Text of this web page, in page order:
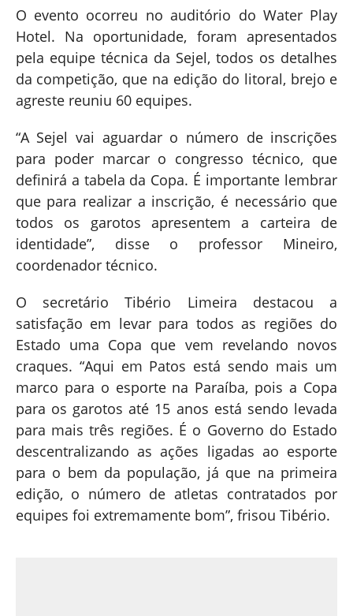
O evento ocorreu no auditório do Water Play
Hotel. Na oportunidade, foram apresentados
pela equipe técnica da Sejel, todos os detalhes
da competição, que na edição do litoral, brejo e
agreste reuniu 60 equipes.
“A Sejel vai aguardar o número de inscrições
para poder marcar o congresso técnico, que
definirá a tabela da Copa. É importante lembrar
que para realizar a inscrição, é necessário que
todos os garotos apresentem a carteira de
identidade”, disse o professor Mineiro,
coordenador técnico.
O secretário Tibério Limeira destacou a
satisfação em levar para todos as regiões do
Estado uma Copa que vem revelando novos
craques. “Aqui em Patos está sendo mais um
marco para o esporte na Paraíba, pois a Copa
para os garotos até 15 anos está sendo levada
para mais três regiões. É o Governo do Estado
descentralizando as ações ligadas ao esporte
para o bem da população, já que na primeira
edição, o número de atletas contratados por
equipes foi extremamente bom”, frisou Tibério.